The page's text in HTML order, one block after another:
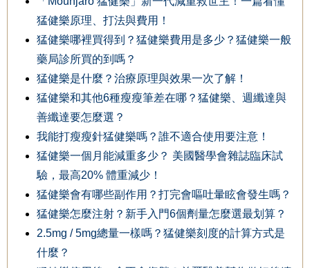
猛健樂原理、打法與費用！
猛健樂哪裡買得到？猛健樂費用是多少？猛健樂一般
藥局診所買的到嗎？
猛健樂是什麼？治療原理與效果一次了解！
猛健樂和其他6種瘦瘦筆差在哪？猛健樂、週纖達與
善纖達要怎麼選？
我能打瘦瘦針猛健樂嗎？誰不適合使用要注意！
猛健樂一個月能減重多少？ 美國醫學會雜誌臨床試
驗，最高20% 體重減少！
猛健樂會有哪些副作用？打完會嘔吐暈眩會發生嗎？
猛健樂怎麼注射？新手入門6個劑量怎麼選最划算？
2.5mg / 5mg總量一樣嗎？猛健樂刻度的計算方式是
什麼？